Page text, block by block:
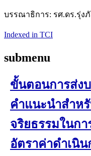
บรรณาธิการ: รศ.ดร.รุ่
Indexed in TCI
submenu
ขั้นตอนการส่ง
คำแนะนำสำห
จริยธรรมในก
อัตราค่าดำเนิ